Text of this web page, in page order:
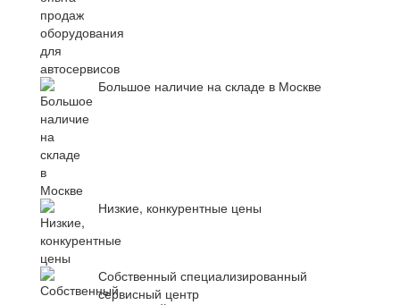
Большое наличие на складе в Москве
Низкие, конкурентные цены
Собственный специализированный
сервисный центр